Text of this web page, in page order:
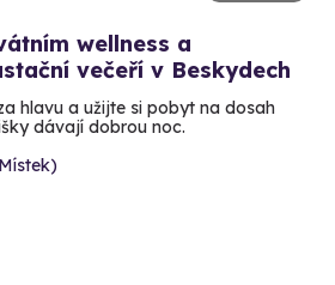
wellness a
večeří v Beskydech
hlavu a užijte si pobyt na dosah
dávají dobrou noc.